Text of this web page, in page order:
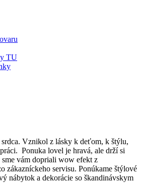
TU
Vznikol z lásky k deťom, k štýlu,
Ponuka lovel je hravá, ale drží si
vám dopriali wow efekt z
zákazníckeho servisu. Ponúkame štýlové
nábytok a dekorácie so škandinávskym